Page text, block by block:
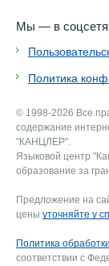
Мы — в
Политика
© 1998-2026 Все
содержание
"КАНЦЛЕР".
Языковой центр
образование за
Предложение на
цены уточняйте у
Политика
соответствии с